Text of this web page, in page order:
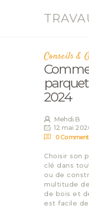
BLOG
Conseils &
2024
Mehdi.B
12 mai
0
Choisir son
clé dans
ou de
multitude
de bois et
est facile